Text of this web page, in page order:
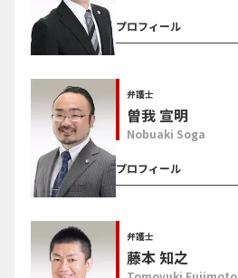
プロフィール
弁護士
曽我 宣明
Nobuaki Soga
プロフィール
弁護士
藤本 知之